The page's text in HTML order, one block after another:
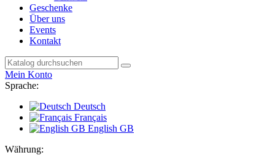
Geschenke
Über uns
Events
Kontakt
Mein Konto
Sprache:
Deutsch
Français
English GB
Währung: